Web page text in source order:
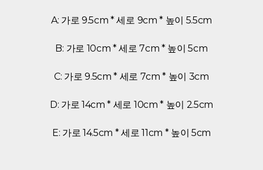
A: 가로 9.5cm * 세로 9cm * 높이 5.5cm
B: 가로 10cm * 세로 7cm * 높이 5cm
C: 가로 9.5cm * 세로 7cm * 높이 3cm
D: 가로 14cm * 세로 10cm * 높이 2.5cm
E: 가로 14.5cm * 세로 11cm * 높이 5cm